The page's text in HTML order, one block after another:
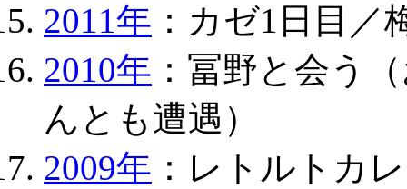
2011年 ：カゼ1日目
2010年 ：冨野と会う
んとも遭遇）
2009年 ：レトルトカ